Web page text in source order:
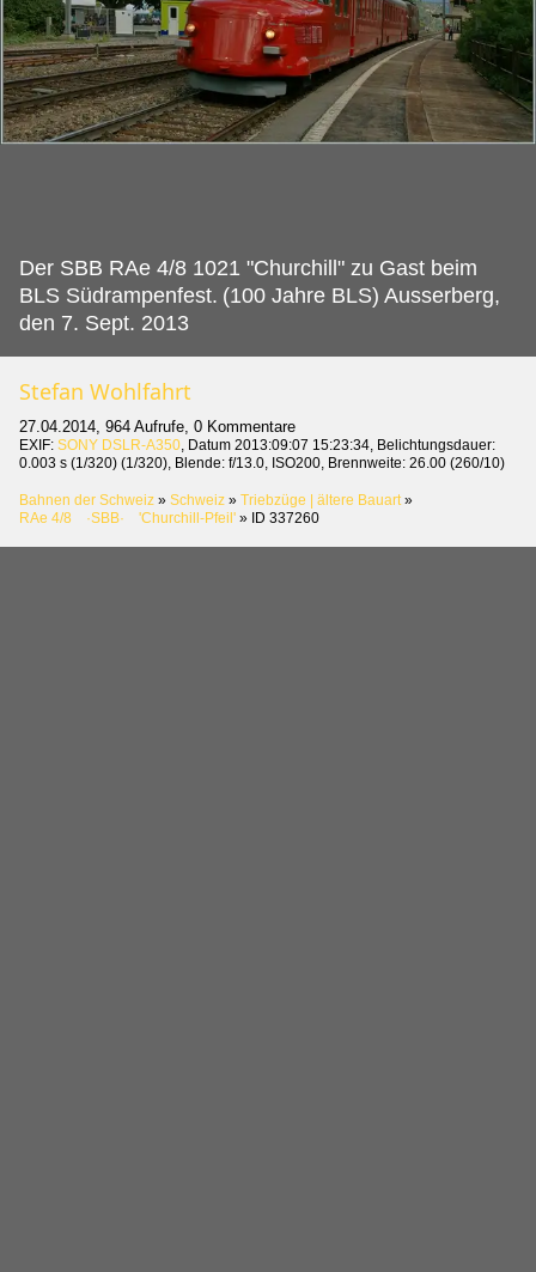
Der SBB RAe 4/8 1021 "Churchill" zu Gast beim
BLS Südrampenfest. (100 Jahre BLS) Ausserberg,
den 7. Sept. 2013
Stefan Wohlfahrt
27.04.2014, 964 Aufrufe, 0 Kommentare
EXIF: SONY DSLR-A350, Datum 2013:09:07 15:23:34, Belichtungsdauer:
0.003 s (1/320) (1/320), Blende: f/13.0, ISO200, Brennweite: 26.00 (260/10)
Bahnen der Schweiz » Schweiz » Triebzüge | ältere Bauart»
RAe 4/8 ·SBB· 'Churchill-Pfeil' » ID 337260